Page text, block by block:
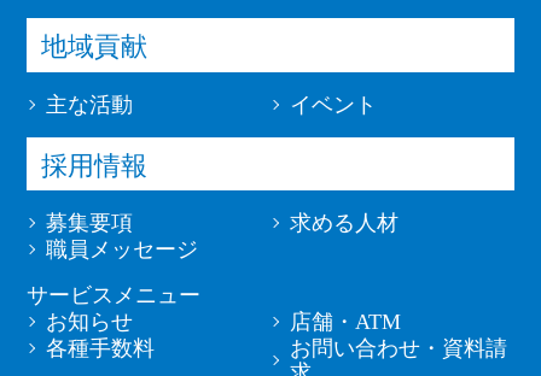
地域貢献
主な活動 イベント
採用情報
募集要項
求める人材
職員メッセージ
サービスメニュー
お知らせ
店舗・ATM
各種手数料
お問い合わせ・資料請